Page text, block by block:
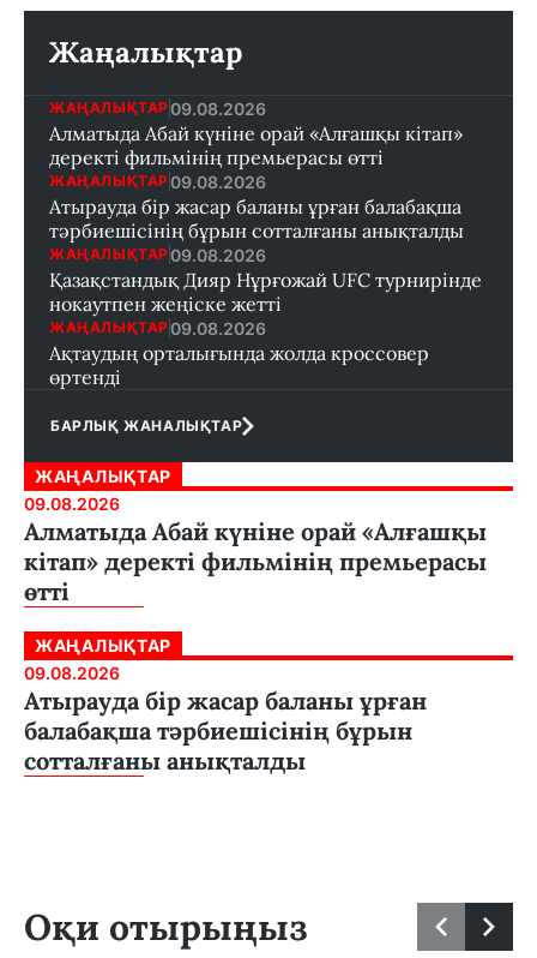
Жаңалықтар
ЖАҢАЛЫҚТАР 09.08.2026
Алматыда Абай күніне орай «Алғашқы кітап»
деректі фильмінің премьерасы өтті
ЖАҢАЛЫҚТАР 09.08.2026
Атырауда бір жасар баланы ұрған балабақша
тәрбиешісінің бұрын сотталғаны анықталды
ЖАҢАЛЫҚТАР 09.08.2026
Қазақстандық Дияр Нұрғожай UFC турнирінде
нокаутпен жеңіске жетті
ЖАҢАЛЫҚТАР 09.08.2026
Ақтаудың орталығында жолда кроссовер
өртенді
БАРЛЫҚ ЖАНАЛЫҚТАР
ЖАҢАЛЫҚТАР
09.08.2026
Алматыда Абай күніне орай «Алғашқы
кітап» деректі фильмінің премьерасы
өтті
ЖАҢАЛЫҚТАР
09.08.2026
Атырауда бір жасар баланы ұрған
балабақша тәрбиешісінің бұрын
сотталғаны анықталды
Оқи отырыңыз